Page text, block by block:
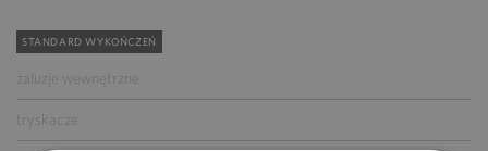
STANDARD WYKOŃCZEŃ
żaluzje wewnętrzne